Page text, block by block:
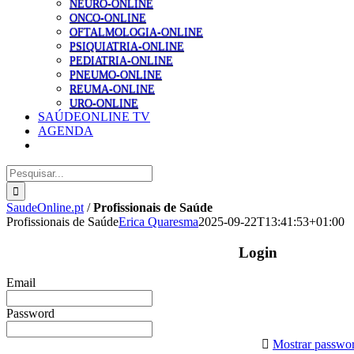
NEURO-ONLINE
ONCO-ONLINE
OFTALMOLOGIA-ONLINE
PSIQUIATRIA-ONLINE
PEDIATRIA-ONLINE
PNEUMO-ONLINE
REUMA-ONLINE
URO-ONLINE
SAÚDEONLINE TV
AGENDA
Pesquisar
SaudeOnline.pt /Profissionais de Saúde
Profissionais de SaúdeErica Quaresma2025-09-22T13:41:53+01:00
Login
Email
Password
Mostrar